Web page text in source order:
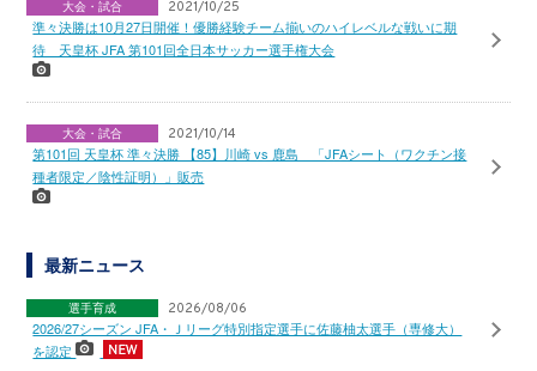
大会・試合 2021/10/25
準々決勝は10月27日開催！優勝経験チーム揃いのハイレベルな戦いに期
待 天皇杯 JFA 第101回全日本サッカー選手権大会
大会・試合 2021/10/14
第101回 天皇杯 準々決勝 【85】川崎 vs 鹿島 「JFAシート（ワクチン接
種者限定／陰性証明）」販売
最新ニュース
選手育成 2026/08/06
2026/27シーズン JFA・Ｊリーグ特別指定選手に佐藤柚太選手（専修大）
を認定